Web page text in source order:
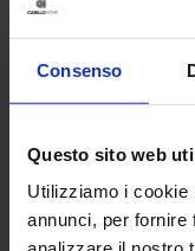
Consenso
Questo sito web
Utilizziamo i cookie
annunci, per fornire
Linea oro
Parure Copripiumino
Colori disponibili
Rosa